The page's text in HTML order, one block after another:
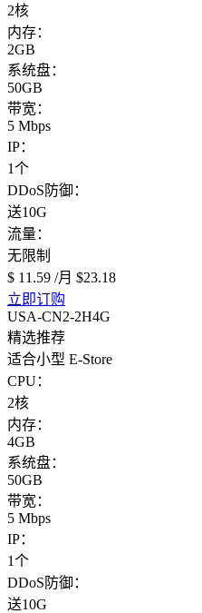
2核
内存：
2GB
系统盘：
50GB
带宽：
5 Mbps
IP：
1个
DDoS防御：
送10G
流量：
无限制
$ 11.59 /月 $23.18
立即订购
USA-CN2-2H4G
精选推荐
适合小型 E-Store
CPU：
2核
内存：
4GB
系统盘：
50GB
带宽：
5 Mbps
IP：
1个
DDoS防御：
送10G